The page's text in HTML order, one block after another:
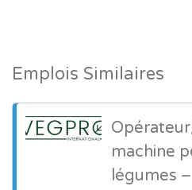
Emplois Similaires
machine
légumes